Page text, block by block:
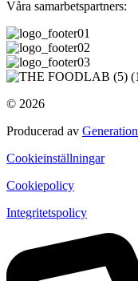
Våra samarbetspartners:
© 2026
Producerad av Generation
Cookieinställningar
Cookiepolicy
Integritetspolicy